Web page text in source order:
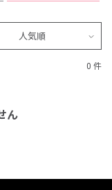
人気順
0 件
ん